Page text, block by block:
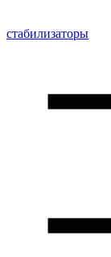
стабилизаторы